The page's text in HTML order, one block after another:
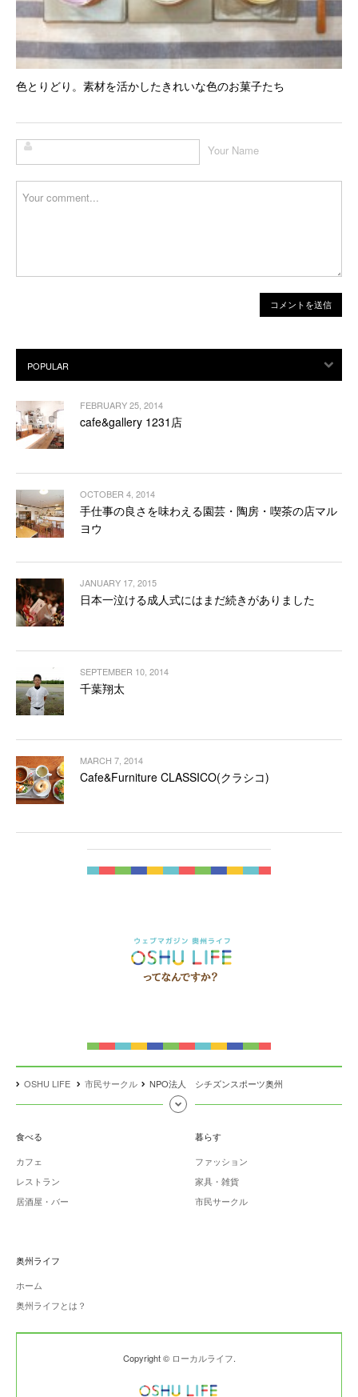
色とりどり。素材を活かしたきれいな色のお菓子たち
Your Name
FEBRUARY 25, 2014
cafe&gallery 1231店
OCTOBER 4, 2014
手仕事の良さを味わえる園芸・陶房・喫茶の店マル
ヨウ
JANUARY 17, 2015
日本一泣ける成人式にはまだ続きがありました
SEPTEMBER 10, 2014
千葉翔太
MARCH 7, 2014
Cafe&Furniture CLASSICO(クラシコ)
OSHU LIFE 市民サークル NPO法人 シチズンスポーツ奥州
食べる
カフェ
レストラン
居酒屋・バー
暮らす
ファッション
家具・雑貨
市民サークル
奥州ライフ
ホーム
奥州ライフとは？
Copyright © ローカルライフ.